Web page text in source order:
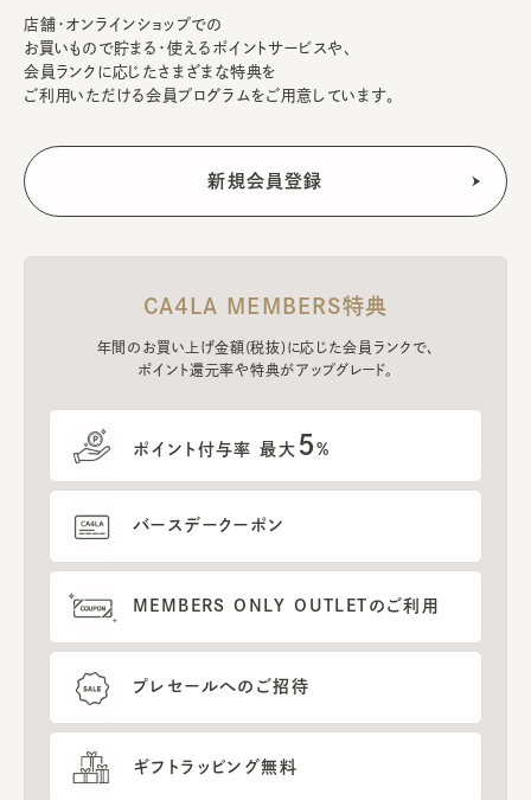
店舗・オンラインショップでの
お買いもので貯まる・使えるポイントサービスや、
会員ランクに応じたさまざまな特典を
ご利用いただける会員プログラムをご用意しています。
CA4LA MEMBERS特典
年間のお買い上げ金額(税抜)に応じた会員ランクで、
ポイント還元率や特典がアップグレード。
ポイント付与率 最大 5%
バースデークーポン
MEMBERS ONLY OUTLETのご利用
プレセールへのご招待
ギフトラッピング無料